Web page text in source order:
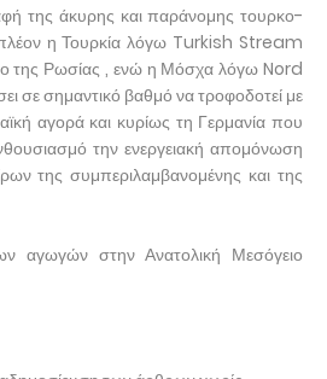
της άκυρης και παράνομης τουρκο-
η Τουρκία λόγω Turkish Stream
της Ρωσίας , ενώ η Μόσχα λόγω Nord
σε σημαντικό βαθμό να τροφοδοτεί με
αγορά και κυρίως τη Γερμανία που
την ενεργειακή απομόνωση
της συμπεριλαμβανομένης και της
αγωγών στην Ανατολική Μεσόγειο